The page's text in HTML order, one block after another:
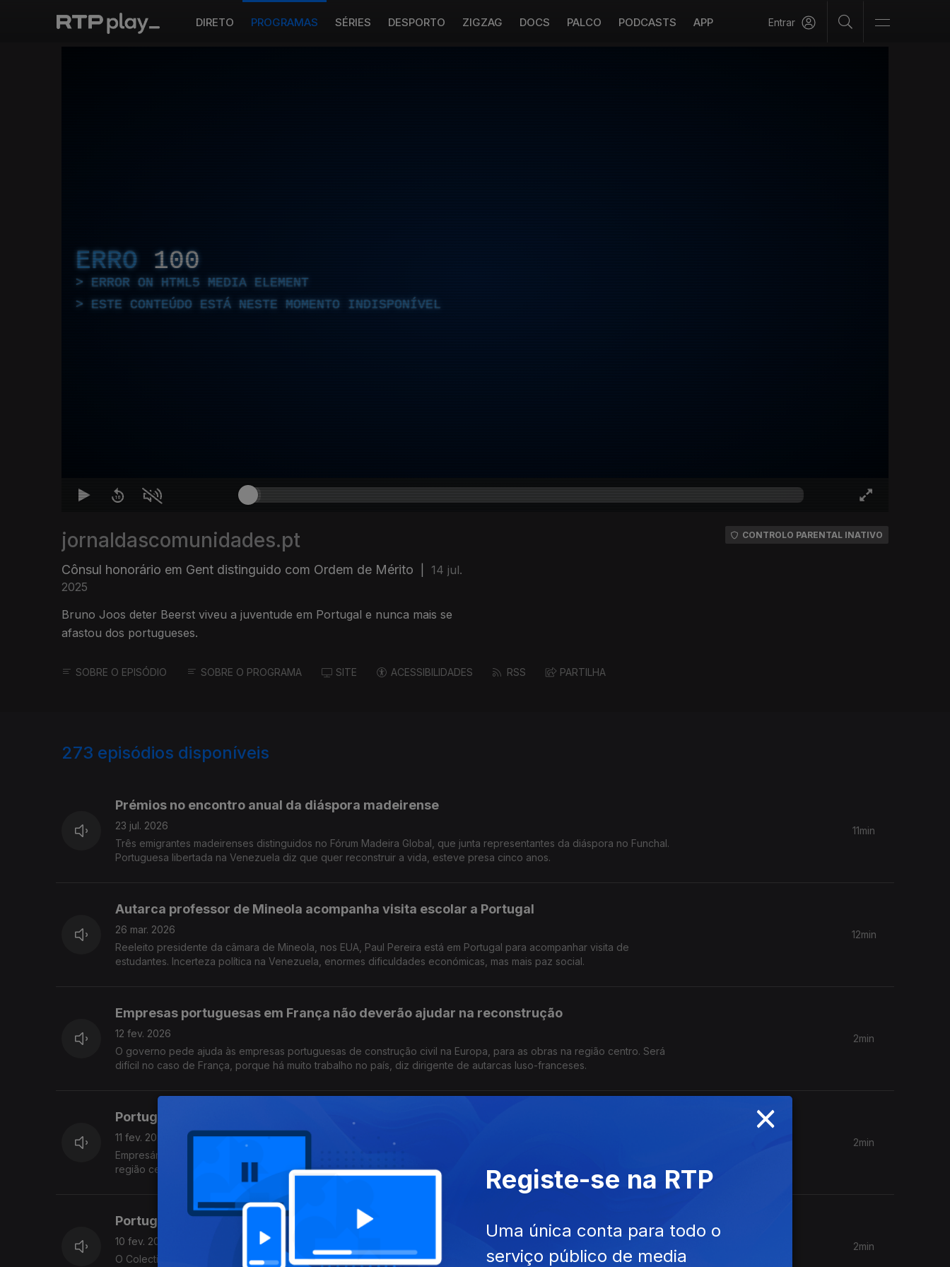
DIRETO PROGRAMAS SÉRIES DESPORTO ZIGZAG DOCS PALCO PODCASTS APP Entrar
ERRO 100
ERROR ON HTML5 MEDIA ELEMENT
ESTE CONTEÚDO ESTÁ NESTE MOMENTO INDISPONÍVEL
jornaldascomunidades.pt
Cônsul honorário em Gent distinguido com Ordem de Mérito
14 jul.
2025
Bruno Joos deter Beerst viveu a juventude em Portugal e nunca mais se
afastou dos portugueses.
CONTROLO PARENTAL INATIVO
SOBRE O EPISÓDIO SOBRE O PROGRAMA SITE ACESSIBILIDADES RSS PARTILHA
273 episódios disponíveis
Prémios no encontro anual da diáspora madeirense
23 jul. 2026
Três emigrantes madeirenses distinguidos no Fórum Madeira Global, que junta representantes da diáspora no Funchal.
Portuguesa libertada na Venezuela diz que quer reconstruir a vida, esteve presa cinco anos.
11min
Autarca professor de Mineola acompanha visita escolar a Portugal
26 mar. 2026
Reeleito presidente da câmara de Mineola, nos EUA, Paul Pereira está em Portugal para acompanhar visita de
estudantes. Incerteza política na Venezuela, enormes dificuldades económicas, mas mais paz social.
12min
Empresas portuguesas em França não deverão ajudar na reconstrução
12 fev. 2026
O governo pede ajuda às empresas portuguesas de construção civil na Europa, para as obras na região centro. Será
difícil no caso de França, porque há muito trabalho no país, diz dirigente de autarcas luso-franceses.
2min
Portugueses no Luxemburgo preparam ajuda à região centro
11 fev. 2026
Empresário da construção civil está a recolher material no Luxemburgo, para enviar para a reabilitação de casas na
região centro de Portugal.
2min
Portugueses em França enviam ajuda para vítimas das tempestades
10 fev. 2026
O Colectivo Todos Juntos France já enviou 3 camiões com lonas, ferramentas, roupa e comida para a região centro. Há
2min
×
Registe-se na RTP
Uma única conta para todo o
serviço público de media